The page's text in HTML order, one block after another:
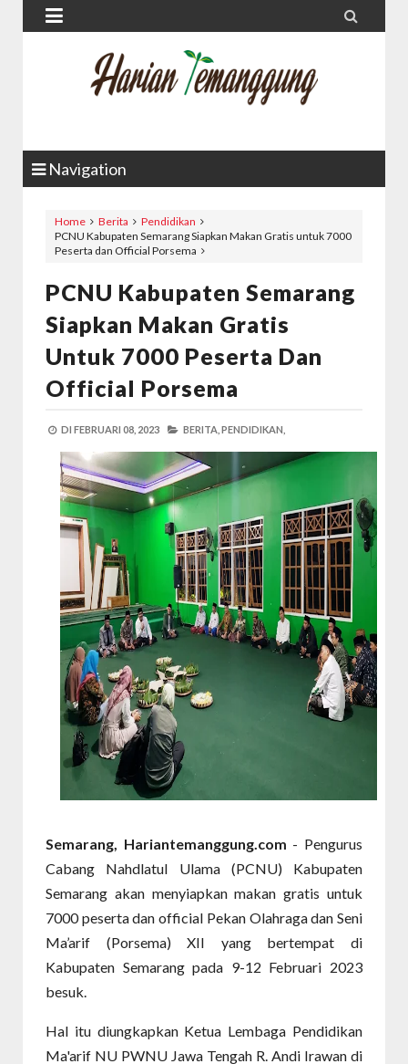
 
Navigation
Home Berita
Pendidikan
PCNU Kabupaten Semarang Siapkan Makan Gratis untuk 7000
Peserta dan Official Porsema
PCNU Kabupaten Semarang
Siapkan Makan Gratis
Untuk 7000 Peserta Dan
Official Porsema
DI FEBRUARI 08, 2023 BERITA, PENDIDIKAN,
Semarang, Hariantemanggung.com - Pengurus
Cabang Nahdlatul Ulama (PCNU) Kabupaten
Semarang akan menyiapkan makan gratis untuk
7000 peserta dan official Pekan Olahraga dan Seni
Ma’arif (Porsema) XII yang bertempat di
Kabupaten Semarang pada 9-12 Februari 2023
besuk.
Hal itu diungkapkan Ketua Lembaga Pendidikan
Ma'arif NU PWNU Jawa Tengah R. Andi Irawan di